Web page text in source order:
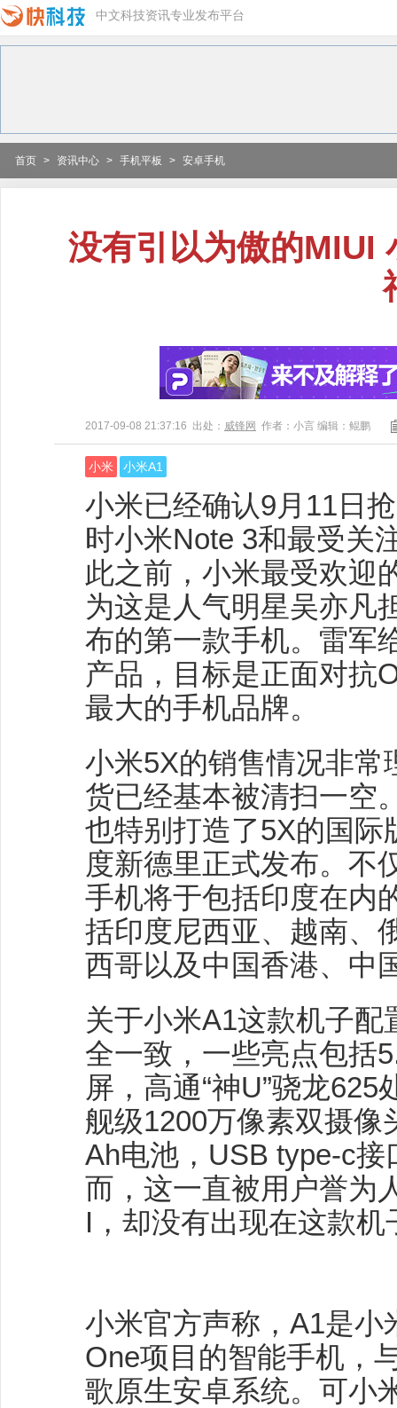
中文科技资讯专业发布平台
首页 > 资讯中心 > 手机平板 > 安卓手机
没有引以为傲的MIUI
2017-09-08 21:37:16 出处： 威锋网 作者：小言 编辑：鲲鹏
小米 小米A1
小米已经确认9月11日
时小米Note 3和最受关
此之前，小米最受欢迎
为这是人气明星吴亦凡
布的第一款手机。雷军
产品，目标是正面对抗
最大的手机品牌。
小米5X的销售情况非常
货已经基本被清扫一空
也特别打造了5X的国际
度新德里正式发布。不
手机将于包括印度在内
括印度尼西亚、越南、
西哥以及中国香港、中
关于小米A1这款机子
全一致，一些亮点包括
屏，高通“神U”骁龙
舰级1200万像素双摄像
Ah电池，USB type-c
而，这一直被用户誉为
I，却没有出现在这款机
小米官方声称，A1是小
One项目的智能手机，
歌原生安卓系统。可小